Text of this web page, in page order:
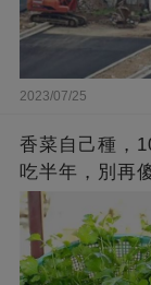
2023/07/25
香菜自己種，
吃半年，別再